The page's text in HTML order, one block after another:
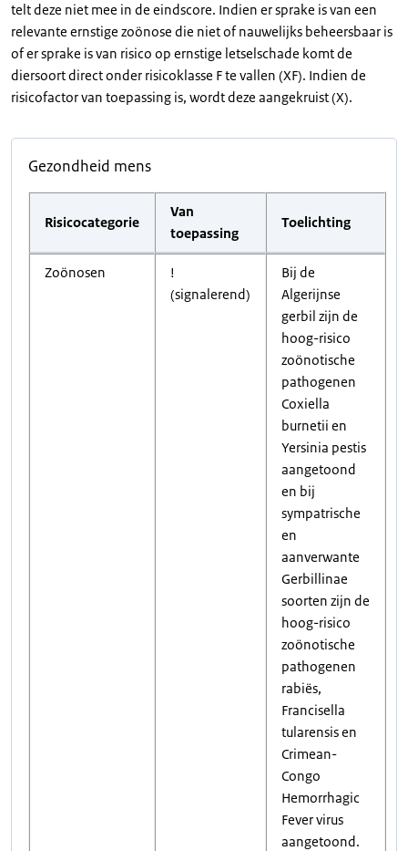
telt deze niet mee in de eindscore. Indien er sprake is van een
relevante ernstige zoönose die niet of nauwelijks beheersbaar is
of er sprake is van risico op ernstige letselschade komt de
diersoort direct onder risicoklasse F te vallen (XF). Indien de
risicofactor van toepassing is, wordt deze aangekruist (X).
Gezondheid mens
Risicocategorie
Van
toepassing
Toelichting
Zoönosen
!
(signalerend)
Bij de
Algerijnse
gerbil zijn de
hoog-risico
zoönotische
pathogenen
Coxiella
burnetii en
Yersinia pestis
aangetoond
en bij
sympatrische
en
aanverwante
Gerbillinae
soorten zijn de
hoog-risico
zoönotische
pathogenen
rabiës,
Francisella
tularensis en
Crimean-
Congo
Hemorrhagic
Fever virus
aangetoond.